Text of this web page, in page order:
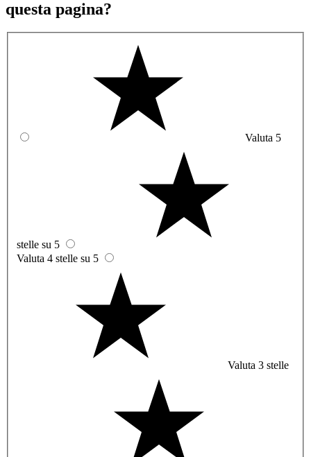
questa pagina?
Valuta 5
stelle su 5
Valuta 4 stelle su 5
Valuta 3 stelle